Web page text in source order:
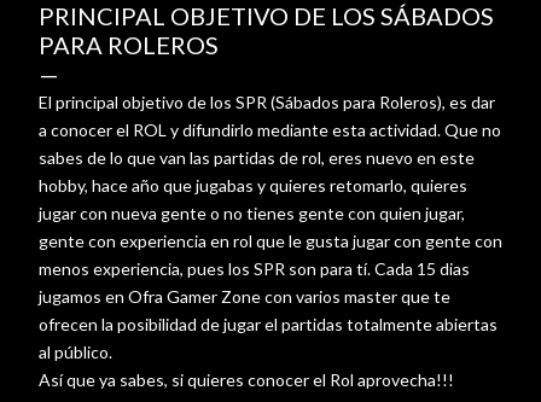
PRINCIPAL OBJETIVO DE LOS SÁBADOS
PARA ROLEROS
El principal objetivo de los SPR (Sábados para Roleros), es dar
a conocer el ROL y difundirlo mediante esta actividad. Que no
sabes de lo que van las partidas de rol, eres nuevo en este
hobby, hace año que jugabas y quieres retomarlo, quieres
jugar con nueva gente o no tienes gente con quien jugar,
gente con experiencia en rol que le gusta jugar con gente con
menos experiencia, pues los SPR son para tí. Cada 15 dias
jugamos en Ofra Gamer Zone con varios master que te
ofrecen la posibilidad de jugar el partidas totalmente abiertas
al público.
Así que ya sabes, si quieres conocer el Rol aprovecha!!!